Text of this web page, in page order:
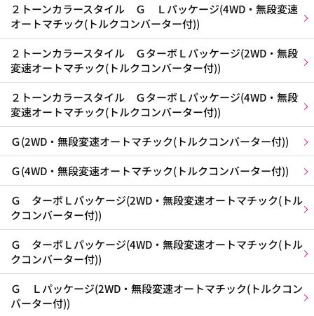
２トーンカラースタイル Ｇ Ｌパッケージ(4WD・無段変速
オートマチック(トルクコンバーター付))
２トーンカラースタイル ＧターボＬパッケージ(2WD・無段
変速オートマチック(トルクコンバーター付))
２トーンカラースタイル ＧターボＬパッケージ(4WD・無段
変速オートマチック(トルクコンバーター付))
Ｇ(2WD・無段変速オートマチック(トルクコンバーター付))
Ｇ(4WD・無段変速オートマチック(トルクコンバーター付))
Ｇ ターボＬパッケージ(2WD・無段変速オートマチック(トル
クコンバーター付))
Ｇ ターボＬパッケージ(4WD・無段変速オートマチック(トル
クコンバーター付))
Ｇ Ｌパッケージ(2WD・無段変速オートマチック(トルクコン
バーター付))